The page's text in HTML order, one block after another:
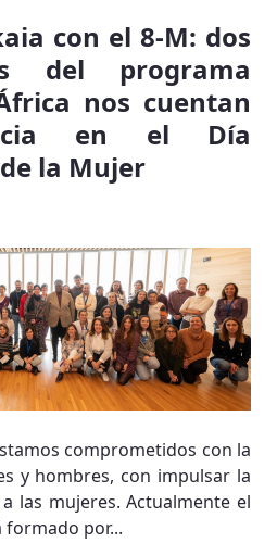
con el 8-M: dos
del programa
nos cuentan
en el Día
la Mujer
comprometidos con la
y hombres, con impulsar la
las mujeres. Actualmente el
formado por...